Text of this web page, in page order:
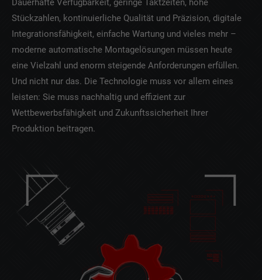
24h/ 365days
We offer support for our customers
Mon - Fri 8:00am - 5:00pm
Branscheid Industrie Automation GmbH
Altenberger Str. 1 42929 Wermelskirchen
Deutschland
Have any questions?
+44 1234 567 890
Drop us a line
Dauerhafte Verfügbarkeit, geringe Taktzeiten, hohe
Stückzahlen, kontinuierliche Qualität und Präzision, digitale
Integrationsfähigkeit, einfache Wartung und vieles mehr –
moderne automatische Montagelösungen müssen heute
eine Vielzahl und enorm steigende Anforderungen erfüllen.
Und nicht nur das. Die Technologie muss vor allem eines
leisten: Sie muss nachhaltig und effizient zur
Wettbewerbsfähigkeit und Zukunftssicherheit Ihrer
Produktion beitragen.